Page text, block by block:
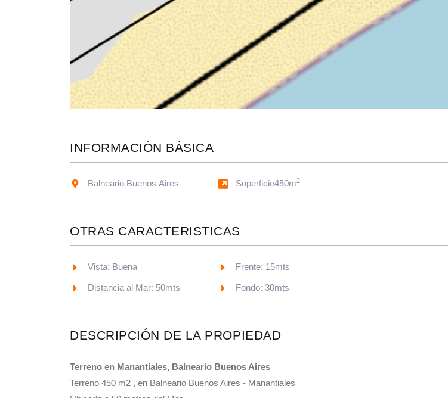
INFORMACIÓN BÁSICA
Balneario Buenos Aires Superficie450m2
OTRAS CARACTERISTICAS
Vista: Buena
Distancia al Mar: 50mts
Frente: 15mts
Fondo: 30mts
DESCRIPCIÓN DE LA PROPIEDAD
Terreno en Manantiales, Balneario Buenos Aires
Terreno 450 m2 , en Balneario Buenos Aires - Manantiales